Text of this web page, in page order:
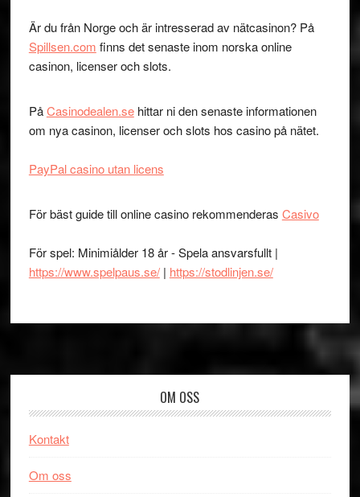
Är du från Norge och är intresserad av nätcasinon? På
Spillsen.com finns det senaste inom norska online
casinon, licenser och slots.
PåCasinodealen.sehittar ni den senaste informationen
om nya casinon, licenser och slots hos casino på nätet.
PayPal casino utan licens
För bäst guide till online casino rekommenderas Casivo
För spel: Minimiålder 18 år - Spela ansvarsfullt |
https://www.spelpaus.se/| https://stodlinjen.se/
OM OSS
Kontakt
Om oss